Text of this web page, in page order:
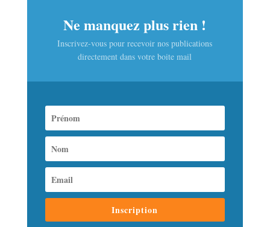
Ne manquez plus rien !
Inscrivez-vous pour recevoir nos publications
directement dans votre boite mail
Inscription